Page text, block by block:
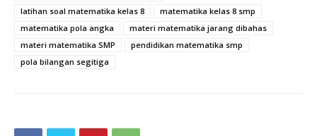
latihan soal matematika kelas 8
matematika kelas 8 smp
matematika pola angka
materi matematika jarang dibahas
materi matematika SMP
pendidikan matematika smp
pola bilangan segitiga